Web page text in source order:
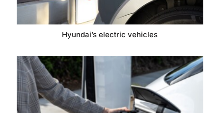
Hyundai’s electric vehicles